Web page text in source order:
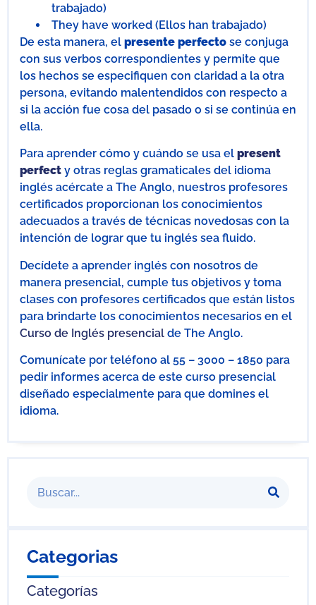
trabajado)
They have worked (Ellos han trabajado)
De esta manera, el presente perfecto se conjuga
con sus verbos correspondientes y permite que
los hechos se especifiquen con claridad a la otra
persona, evitando malentendidos con respecto a
si la acción fue cosa del pasado o si se continúa en
ella.
Para aprender cómo y cuándo se usa el present
perfect y otras reglas gramaticales del idioma
inglés acércate a The Anglo, nuestros profesores
certificados proporcionan los conocimientos
adecuados a través de técnicas novedosas con la
intención de lograr que tu inglés sea fluido.
Decídete a aprender inglés con nosotros de
manera presencial, cumple tus objetivos y toma
clases con profesores certificados que están listos
para brindarte los conocimientos necesarios en el
Curso de Inglés presencial de The Anglo.
Comunícate por teléfono al 55 – 3000 – 1850 para
pedir informes acerca de este curso presencial
diseñado especialmente para que domines el
idioma.
Categorias
Categorías